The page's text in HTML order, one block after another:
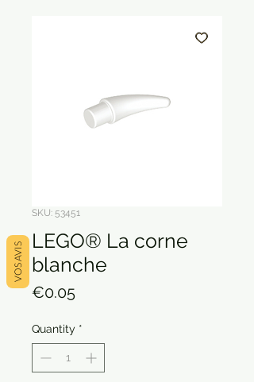
SKU: 53451
LEGO® La corne
blanche
€0.05Price
Quantity *
VOS AVIS